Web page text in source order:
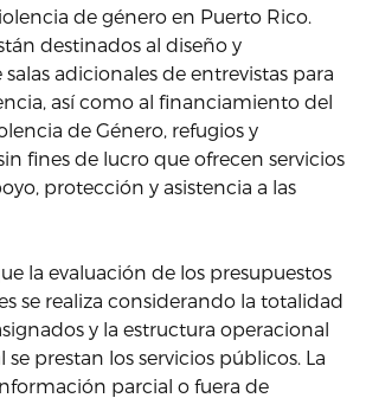
de género en Puerto Rico.
destinados al diseño y
adicionales de entrevistas para
así como al financiamiento del
de Género, refugios y
fines de lucro que ofrecen servicios
protección y asistencia a las
la evaluación de los presupuestos
se realiza considerando la totalidad
y la estructura operacional
prestan los servicios públicos. La
parcial o fuera de